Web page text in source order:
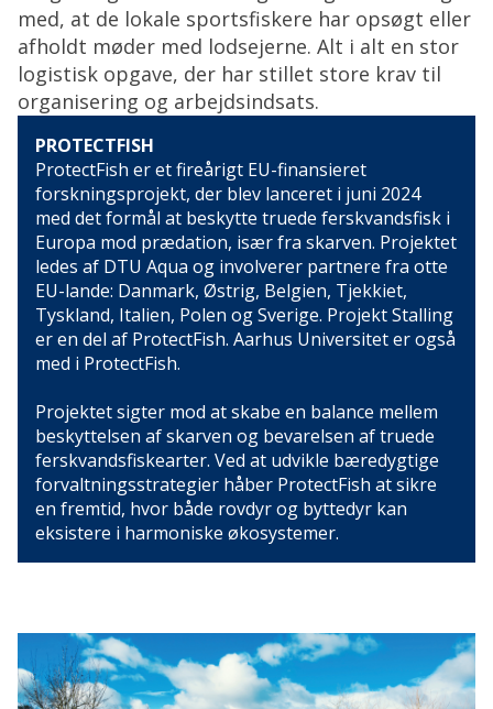
PROTECTFISH
ProtectFish er et fireårigt EU-finansieret
forskningsprojekt, der blev lanceret i juni 2024
med det formål at beskytte truede ferskvandsfisk i
Europa mod prædation, især fra skarven. Projektet
ledes af DTU Aqua og involverer partnere fra otte
EU-lande: Danmark, Østrig, Belgien, Tjekkiet,
Tyskland, Italien, Polen og Sverige. Projekt Stalling
er en del af ProtectFish. Aarhus Universitet er også
med i ProtectFish.
Projektet sigter mod at skabe en balance mellem
beskyttelsen af skarven og bevarelsen af truede
ferskvandsfiskearter. Ved at udvikle bæredygtige
forvaltningsstrategier håber ProtectFish at sikre
en fremtid, hvor både rovdyr og byttedyr kan
eksistere i harmoniske økosystemer.
med, at de lokale sportsfiskere har opsøgt eller
afholdt møder med lodsejerne. Alt i alt en stor
logistisk opgave, der har stillet store krav til
organisering og arbejdsindsats.